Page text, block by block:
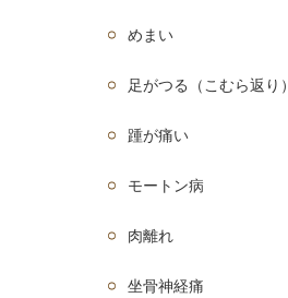
めまい
足がつる（こむら返り）
踵が痛い
モートン病
肉離れ
坐骨神経痛